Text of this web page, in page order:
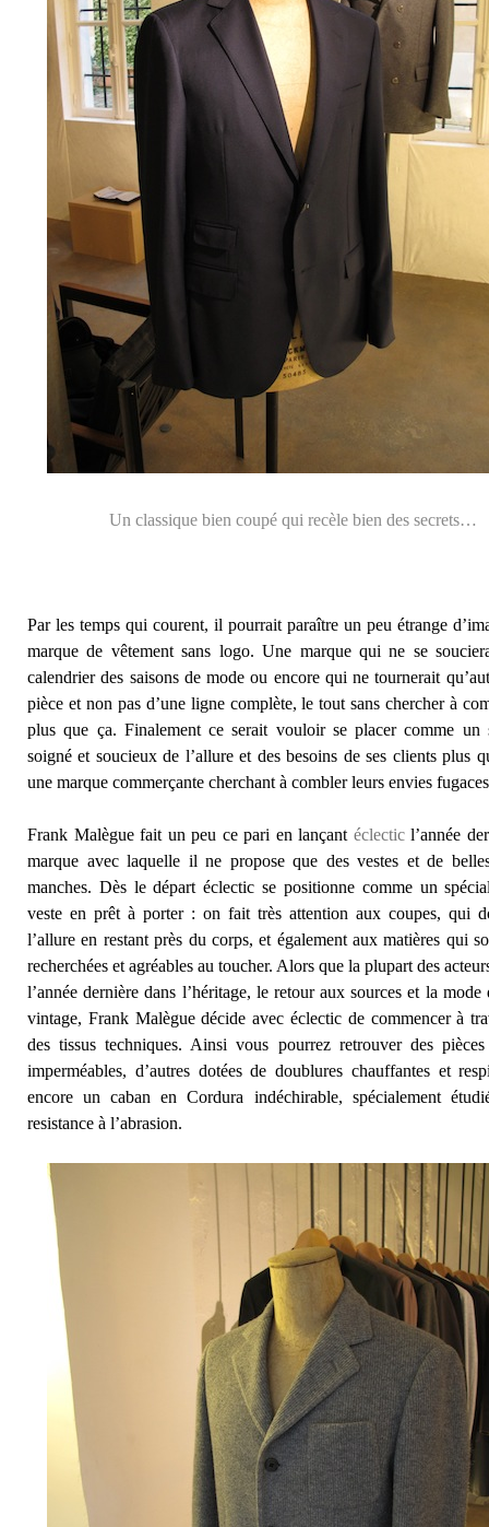
Un classique bien coupé qui recèle bien des secrets…
Par les temps qui courent, il pourrait paraître un peu étrange
marque de vêtement sans logo. Une marque qui ne se
calendrier des saisons de mode ou encore qui ne tournerait
pièce et non pas d’une ligne complète, le tout sans chercher à
plus que ça. Finalement ce serait vouloir se placer comme un
soigné et soucieux de l’allure et des besoins de ses clients plus
une marque commerçante cherchant à combler leurs envies
Frank Malègue fait un peu ce pari en lançant éclecticl’année
marque avec laquelle il ne propose que des vestes et de
manches. Dès le départ éclectic se positionne comme un
veste en prêt à porter : on fait très attention aux coupes, qui
l’allure en restant près du corps, et également aux matières qui
recherchées et agréables au toucher. Alors que la plupart des
l’année dernière dans l’héritage, le retour aux sources et la mode
vintage, Frank Malègue décide avec éclectic de commencer à
des tissus techniques. Ainsi vous pourrez retrouver des
imperméables, d’autres dotées de doublures chauffantes et
encore un caban en Cordura indéchirable, spécialement
resistance à l’abrasion.